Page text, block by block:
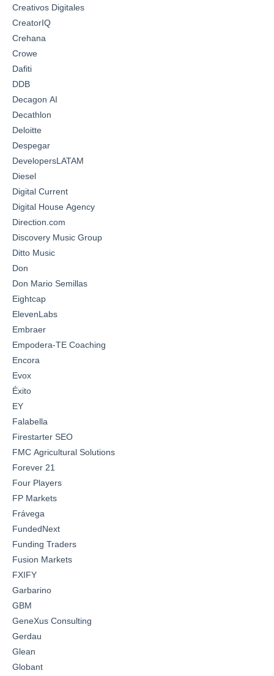
Creativos Digitales
CreatorIQ
Crehana
Crowe
Dafiti
DDB
Decagon AI
Decathlon
Deloitte
Despegar
DevelopersLATAM
Diesel
Digital Current
Digital House Agency
Direction.com
Discovery Music Group
Ditto Music
Don
Don Mario Semillas
Eightcap
ElevenLabs
Embraer
Empodera-TE Coaching
Encora
Evox
Éxito
EY
Falabella
Firestarter SEO
FMC Agricultural Solutions
Forever 21
Four Players
FP Markets
Frávega
FundedNext
Funding Traders
Fusion Markets
FXIFY
Garbarino
GBM
GeneXus Consulting
Gerdau
Glean
Globant